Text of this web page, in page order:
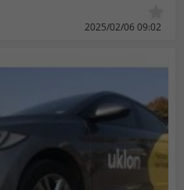
2025/02/06 09:02